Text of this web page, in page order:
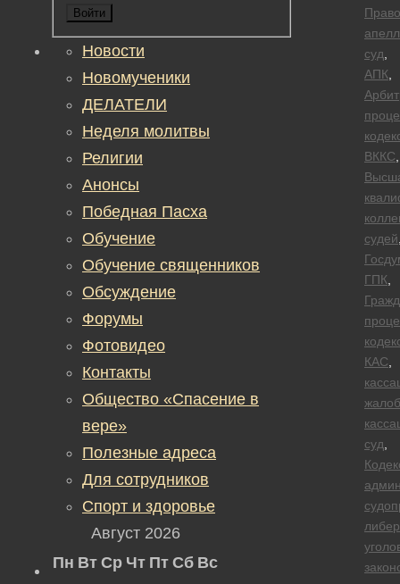
суд
АПК
ВККС
судей
ГПК
КАС
суд
Войти
Новости
Новомученики
ДЕЛАТЕЛИ
Неделя молитвы
Религии
Анонсы
Победная Пасха
Обучение
Обучение священников
Обсуждение
Форумы
Фотовидео
Контакты
Общество «Спасение в
вере»
Полезные адреса
Для сотрудников
Спорт и здоровье
Август 2026
Пн Вт Ср Чт Пт Сб Вс